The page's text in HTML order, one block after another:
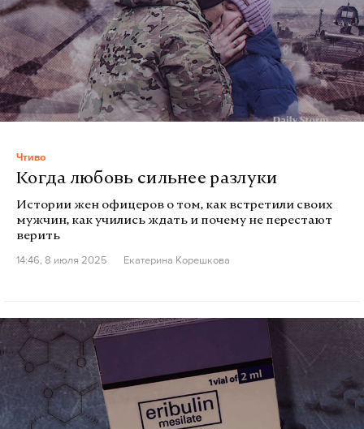
Чтиво
Когда любовь сильнее разлуки
Истории жен офицеров о том, как встретили своих
мужчин, как учились ждать и почему не перестают
верить
14:46, 8 июля 2025
Екатерина Корешкова